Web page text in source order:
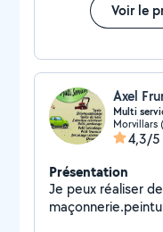
Voir le
Multi
Morvillars
4,3/5
Présentation
Je peux réaliser